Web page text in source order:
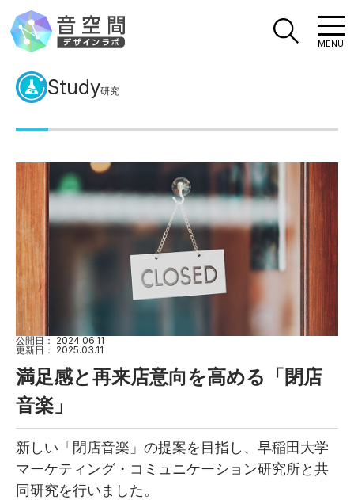
MENU
Study研究
公開日： 2024.06.11
更新日： 2025.03.11
満足感と再来店意向を高める「閉店
音楽」
新しい「閉店音楽」の提案を目指し、早稲田大学
マーケティング・コミュニケーション研究所と共
同研究を行いました。